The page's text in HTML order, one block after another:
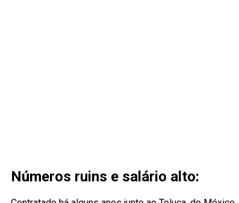
Números ruins e salário alto: